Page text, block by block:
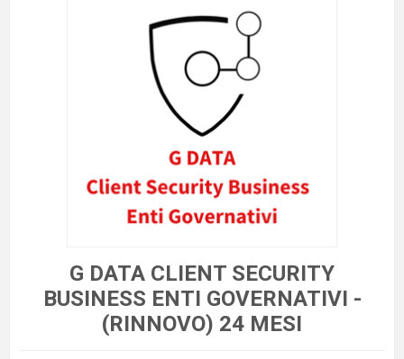
G DATA CLIENT SECURITY
BUSINESS ENTI GOVERNATIVI -
(RINNOVO) 24 MESI